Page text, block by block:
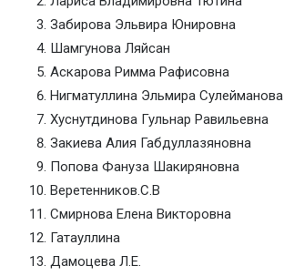
Забирова Эльвира Юнировна
Шамгунова Ляйсан
Аскарова Римма Рафисовна
Нигматуллина Эльмира Сулейманова
Хуснутдинова Гульнар Равильевна
Закиева Алия Габдуллазяновна
Попова Фануза Шакиряновна
Веретенников.С.В
Смирнова Елена Викторовна
Гатауллина
Дамоцева Л.Е.